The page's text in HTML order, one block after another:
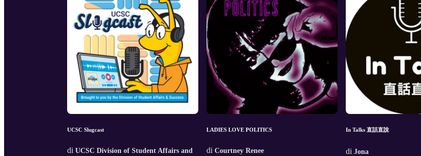
UCSC Slugcast
di UCSC Division of Student Affairs and
LADIES LOVE POLITICS
di Courtney Renee
In Talks 直話直說
di Jona